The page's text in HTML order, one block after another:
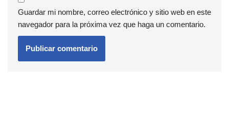
Guardar mi nombre, correo electrónico y sitio web en este
navegador para la próxima vez que haga un comentario.